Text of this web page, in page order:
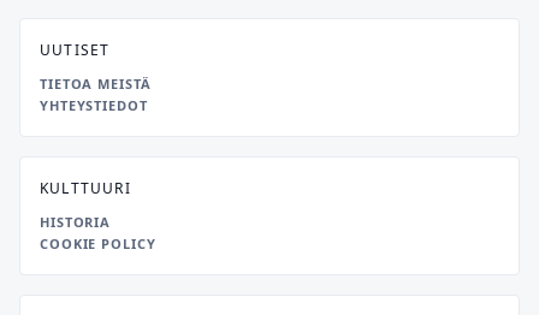
UUTISET
TIETOA MEISTÄ
YHTEYSTIEDOT
KULTTUURI
HISTORIA
COOKIE POLICY